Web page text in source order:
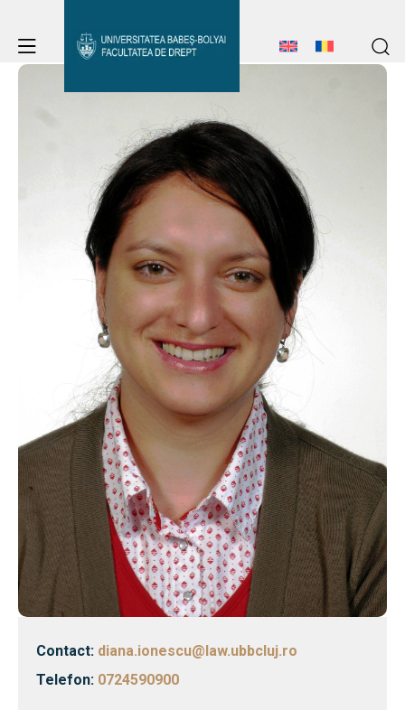
Avizier Studenți
Admitere
Erasmus & Internațional
Despre Facultate
Știri
Echipa Facultății
Bibliotecă & Reviste
Contact
Avizier Studenți
Admitere
Erasmus & Internațional
Despre Facultate
Echipa Facultății
Bibliotecă & Reviste
Contact
Contact: diana.ionescu@law.ubbcluj.ro
Telefon: 0724590900